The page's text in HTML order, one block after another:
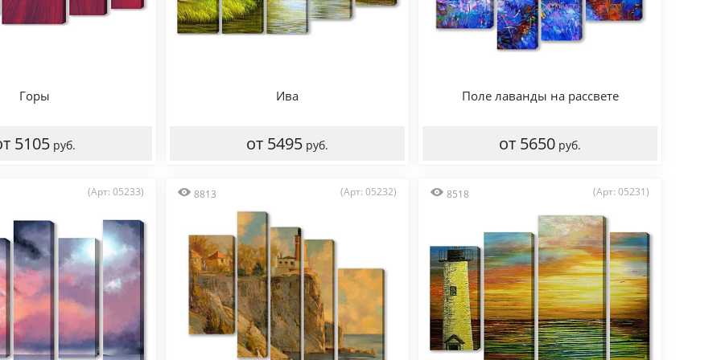
Горы
5105 руб.
Ива
от 5495 руб.
Поле лаванды на рассвете
от 5650 руб.
(Арт: 05233) 8813 (Арт: 05232) 8518 (Арт: 05231)